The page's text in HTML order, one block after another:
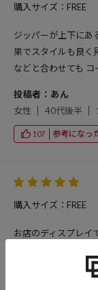
購入サイズ：FREE
ジッパーが上下にあ
果でスタイルも良く
などと合わせても コ
投稿者：あん
女性
40代後半
107 参考になっ
購入サイズ：FREE
お店のディスプレイ
ンツにも合わせら
で、カモフラ柄も買